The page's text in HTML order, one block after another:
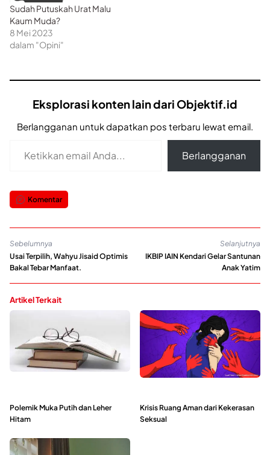
Sudah Putuskah Urat Malu
Kaum Muda?
8 Mei 2023
dalam "Opini"
Eksplorasi konten lain dari Objektif.id
Berlangganan untuk dapatkan pos terbaru lewat email.
Berlangganan
Komentar
Sebelumnya
Usai Terpilih, Wahyu Jisaid Optimis
Bakal Tebar Manfaat.
Selanjutnya
IKBIP IAIN Kendari Gelar Santunan
Anak Yatim
Artikel Terkait
Polemik Muka Putih dan Leher
Hitam
Krisis Ruang Aman dari Kekerasan
Seksual